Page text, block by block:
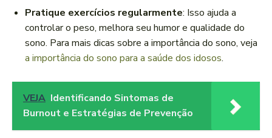
Pratique exercícios regularmente: Isso ajuda a
controlar o peso, melhora seu humor e qualidade do
sono. Para mais dicas sobre a importância do sono, veja
a importância do sono para a saúde dos idosos.
VEJA Identificando Sintomas de
Burnout e Estratégias de Prevenção